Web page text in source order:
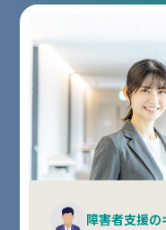
障害者支援の